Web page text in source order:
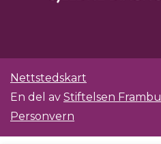
Nettstedskart
En del av Stiftelsen Frambu
Personvern